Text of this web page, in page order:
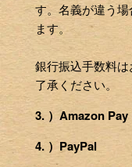
す。名義が違う
ます。
銀行振込手数料
了承ください。
3. ）Amazon Pay
4. ）PayPal